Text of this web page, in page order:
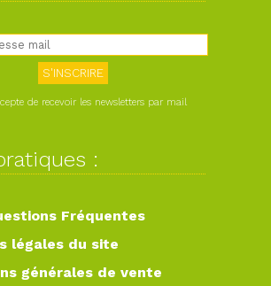
de recevoir les newsletters par mail
:
Fréquentes
légales du site
générales de vente